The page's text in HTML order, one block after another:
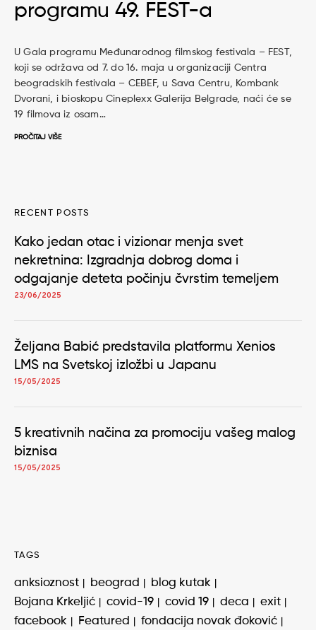
programu 49. FEST-a
U Gala programu Međunarodnog filmskog festivala – FEST,
koji se održava od 7. do 16. maja u organizaciji Centra
beogradskih festivala – CEBEF, u Sava Centru, Kombank
Dvorani, i bioskopu Cineplexx Galerija Belgrade, naći će se
19 filmova iz osam…
PROČITAJ VIŠE
RECENT POSTS
Kako jedan otac i vizionar menja svet
nekretnina: Izgradnja dobrog doma i
odgajanje deteta počinju čvrstim temeljem
23/06/2025
Željana Babić predstavila platformu Xenios
LMS na Svetskoj izložbi u Japanu
15/05/2025
5 kreativnih načina za promociju vašeg malog
biznisa
15/05/2025
TAGS
anksioznost beograd
blog kutak
Bojana Krkeljić
covid-19 covid 19 deca
exit
facebook
Featured
fondacija novak đoković